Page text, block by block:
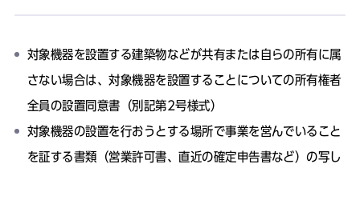
対象機器を設置する建築物などが共有または自らの所有に属
さない場合は、対象機器を設置することについての所有権者
全員の設置同意書（別記第2号様式）
対象機器の設置を行おうとする場所で事業を営んでいること
を証する書類（営業許可書、直近の確定申告書など）の写し